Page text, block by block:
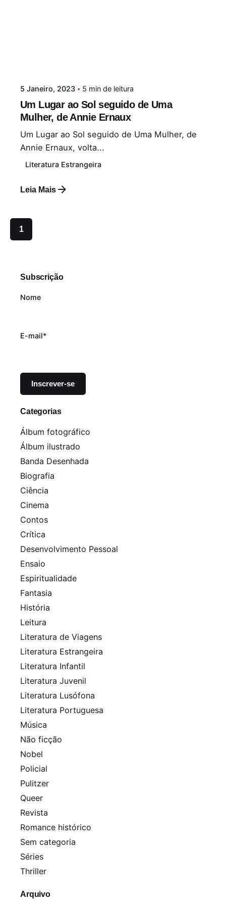
5 Janeiro, 2023 5 min de leitura
Um Lugar ao Sol seguido de Uma
Mulher, de Annie Ernaux
Um Lugar ao Sol seguido de Uma Mulher, de
Annie Ernaux, volta...
Literatura Estrangeira
Leia Mais
1
Subscrição
Nome
E-mail*
Categorias
Álbum fotográfico
Álbum ilustrado
Banda Desenhada
Biografia
Ciência
Cinema
Contos
Crítica
Desenvolvimento Pessoal
Ensaio
Espiritualidade
Fantasia
História
Leitura
Literatura de Viagens
Literatura Estrangeira
Literatura Infantil
Literatura Juvenil
Literatura Lusófona
Literatura Portuguesa
Música
Não ficção
Nobel
Policial
Pulitzer
Queer
Revista
Romance histórico
Sem categoria
Séries
Thriller
Arquivo